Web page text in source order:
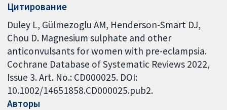
Цитирование
Duley L, Gülmezoglu AM, Henderson-Smart DJ,
Chou D. Magnesium sulphate and other
anticonvulsants for women with pre-eclampsia.
Cochrane Database of Systematic Reviews 2022,
Issue 3. Art. No.: CD000025. DOI:
10.1002/14651858.CD000025.pub2.
Авторы